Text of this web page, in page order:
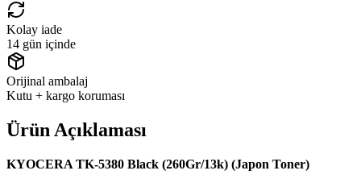
Kolay iade
14 gün içinde
Orijinal ambalaj
Kutu + kargo koruması
Ürün Açıklaması
KYOCERA TK-5380 Black (260Gr/13k) (Japon Toner)